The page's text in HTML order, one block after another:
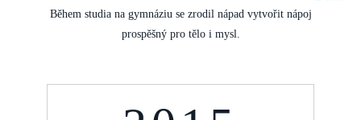
Během studia na gymnáziu se zrodil nápad vytvořit nápoj
prospěšný pro tělo i mysl.